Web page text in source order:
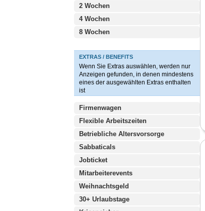
2 Wochen
4 Wochen
8 Wochen
EXTRAS / BENEFITS
Wenn Sie Extras auswählen, werden nur
Anzeigen gefunden, in denen mindestens
eines der ausgewählten Extras enthalten
ist
Firmenwagen
Flexible Arbeitszeiten
Betriebliche Altersvorsorge
Sabbaticals
Jobticket
Mitarbeiterevents
Weihnachtsgeld
30+ Urlaubstage